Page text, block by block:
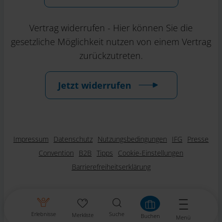
Erlebnisse Merkliste Suche Buchen Menü
Vertrag widerrufen - Hier können Sie die
gesetzliche Möglichkeit nutzen von einem Vertrag
zurückzutreten.
Jetzt widerrufen
Impressum Datenschutz Nutzungsbedingungen IFG
Presse
Convention
B2B Tipps
Cookie-Einstellungen
Barrierefreiheitserklärung